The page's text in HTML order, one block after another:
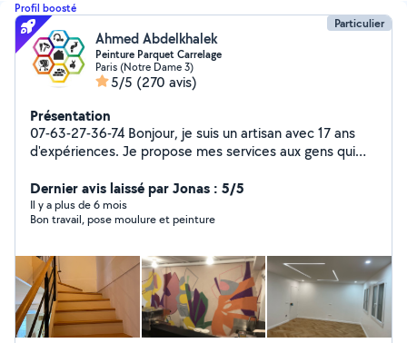
Profil boosté
Particulier
Ahmed Abdelkhalek
Peinture Parquet Carrelage
Paris (Notre Dame 3)
5/5 (270 avis)
Présentation
07-63-27-36-74 Bonjour, je suis un artisan avec 17 ans
d'expériences. Je propose mes services aux gens qui
papier peint, toile de verre, lino -Pose parquet , Ponçage
et Vérification - Platerie( coffrage, murs, doublage ,
isolation DPE..) - Carrelage , Rénovation complète SDB -
paroi de douche, robinet , Installation complète cuivre ,
multicouche, PER ) - Installation Électrique selon les
normes ( changement tableau, installation prises,
interrupteurs, radiateurs ) Votre satisfaction est ma
priorité. Devis gratuit
Dernier avis laissé par Jonas : 5/5
Il y a plus de 6 mois
Bon travail, pose moulure et peinture